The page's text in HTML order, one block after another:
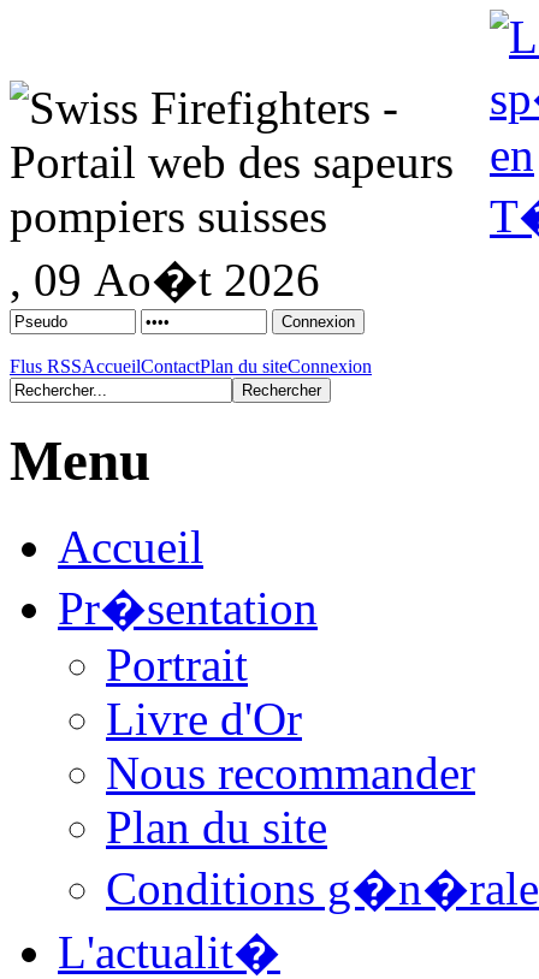
, 09 Ao�t 2026
Flus RSSAccueilContactPlan du siteConnexion
Menu
Accueil
Pr�sentation
Portrait
Livre d'Or
Nous recommander
Plan du site
Conditions
L'actualit�